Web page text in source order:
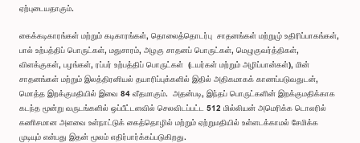
ஏற்புடையதாகும்.
கைக்கடிகாரங்கள் மற்றும் கடிகாரங்கள், தொலைத்தொடர்பு சாதனங்கள் மற்றுமு் உதிரிப்பாகங்கள்,
பால் உற்பத்திப் பொருட்கள், மதுசாரம், அழகு சாதனப் பொருட்கள், மெழுகுவர்த்திகள்,
விளக்குகள், பழங்கள், ரப்பர் உற்பத்திப் பொருட்கள் (டயர்கள் மற்றும் அழிப்பான்கள்), மின்
சாதனங்கள் மற்றும் இலத்திரனியல் தயாரிப்புக்களில் இதில் அதிகமாகக் காணப்படுவதுடன்,
மொத்த இறக்குமதியில் இவை 84 வீதமாகும். அதன்படி, இந்தப் பொருட்களின் இறக்குமதிக்காக
கடந்த மூன்று வருடங்களில் ஒப்பீட்டளவில் செலவிடப்பட்ட 512 மில்லியன் அமெரிக்க டொலரில்
கணிசமான அளவை உள்நாட்டுக் கைத்தொழில் மற்றும் ஏற்றுமதியில் உள்ளடக்காமல் சேமிக்க
முடியும் என்பது இதன் மூலம் எதிர்பார்க்கப்படுகிறது.